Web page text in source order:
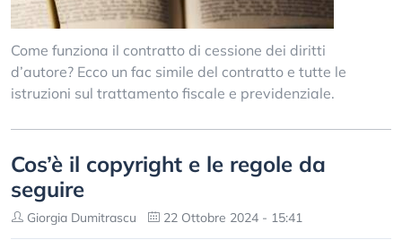
Come funziona il contratto di cessione dei diritti
d’autore? Ecco un fac simile del contratto e tutte le
istruzioni sul trattamento fiscale e previdenziale.
Cos’è il copyright e le regole da
seguire
Giorgia Dumitrascu 22 Ottobre 2024 - 15:41